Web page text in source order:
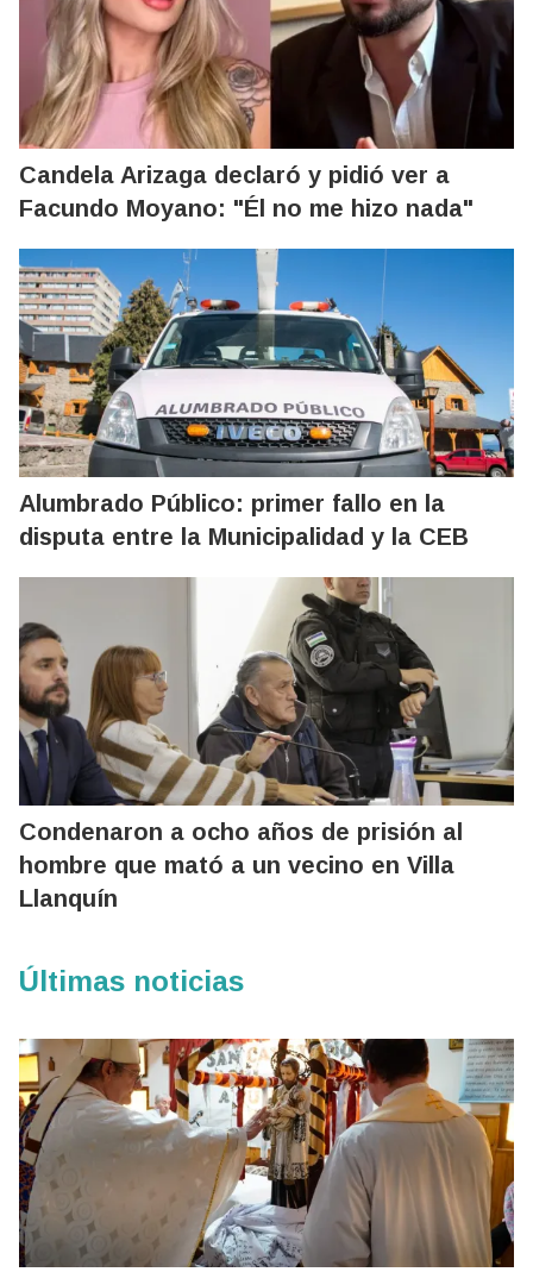
Candela Arizaga declaró y pidió ver a
Facundo Moyano: "Él no me hizo nada"
Alumbrado Público: primer fallo en la
disputa entre la Municipalidad y la CEB
Condenaron a ocho años de prisión al
hombre que mató a un vecino en Villa
Llanquín
Últimas noticias